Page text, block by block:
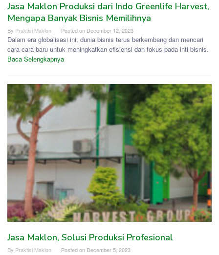
Jasa Maklon Produksi dari Indo Greenlife Harvest,
Mengapa Banyak Bisnis Memilihnya
By Praktisi Maklon Posted on December 12, 2023
Dalam era globalisasi ini, dunia bisnis terus berkembang dan mencari
cara-cara baru untuk meningkatkan efisiensi dan fokus pada inti bisnis.
Baca Selengkapnya
Jasa Maklon, Solusi Produksi Profesional
By Praktisi Maklon Posted on December 5, 2023